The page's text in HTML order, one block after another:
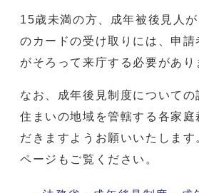
15歳未満の方、成年被後見人
のカードの受け取りには、申請
がそろって来庁する必要があり
なお、成年後見制度について
住まいの地域を管轄する各家庭
だきますようお願いいたしま
ページもご覧ください。